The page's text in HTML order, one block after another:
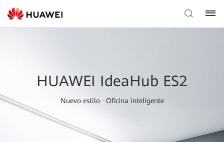
HUAWEI IdeaHub ES2
Nuevo estilo · Oficina inteligente